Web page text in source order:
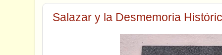
Salazar y la Desmemoria